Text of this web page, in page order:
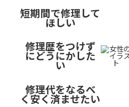
短期間で修理して
ほしい
修理歴をつけず
にどうにかした
い
修理代をなるべ
く安く済ませたい